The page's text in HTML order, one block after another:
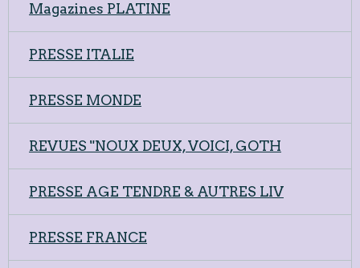
Magazines PLATINE
PRESSE ITALIE
PRESSE MONDE
REVUES "NOUX DEUX, VOICI, GOTH
PRESSE AGE TENDRE & AUTRES LIV
PRESSE FRANCE